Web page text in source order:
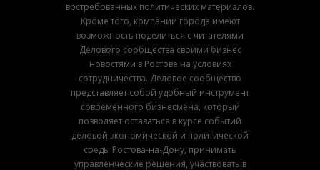
востребованных политических материалов.
Кроме того, компании города имеют
возможность поделиться с читателями
Делового сообщества своими бизнес
новостями в Ростове на условиях
сотрудничества. Деловое сообщество
представляет собой удобный инструмент
современного бизнесмена, который
позволяет оставаться в курсе событий
деловой экономической и политической
среды Ростова-на-Дону, принимать
управленческие решения, участвовать в